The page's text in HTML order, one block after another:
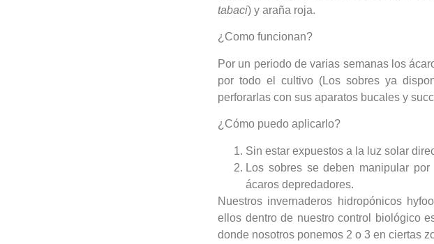
tabaci) y araña roja.
¿Como funcionan?
Por un periodo de varias semanas los
por todo el cultivo (Los sobres ya
perforarlas con sus aparatos bucales y
¿Cómo puedo aplicarlo?
Sin estar expuestos a la luz solar
Los sobres se deben manipular
ácaros depredadores.
Nuestros invernaderos hidropónicos
ellos dentro de nuestro control biológico
donde nosotros ponemos 2 o 3 en ciertas